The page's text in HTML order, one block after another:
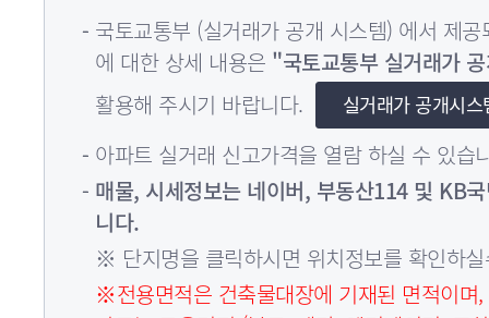
국토교통부 (실거래가 공개 시스템) 에서 제
에 대한 상세 내용은 "국토교통부 실거래가
활용해 주시기 바랍니다.
실거래가 공개시
아파트 실거래 신고가격을 열람 하실 수 있습
매물, 시세정보는 네이버, 부동산114 및 KB
니다.
※ 단지명을 클릭하시면 위치정보를 확인하
※전용면적은 건축물대장에 기재된 면적이